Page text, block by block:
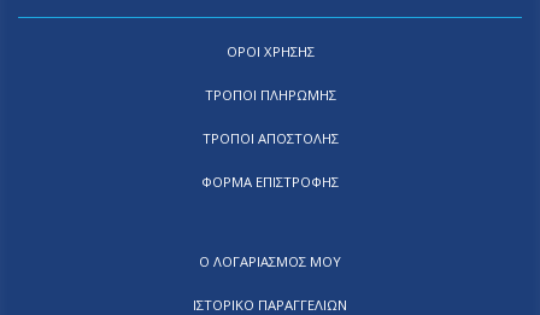
ΟΡΟΙ ΧΡΗΣΗΣ
ΤΡΟΠΟΙ ΠΛΗΡΩΜΗΣ
ΤΡΟΠΟΙ ΑΠΟΣΤΟΛΗΣ
ΦΟΡΜΑ ΕΠΙΣΤΡΟΦΗΣ
Ο ΛΟΓΑΡΙΑΣΜΟΣ ΜΟΥ
ΙΣΤΟΡΙΚΟ ΠΑΡΑΓΓΕΛΙΩΝ